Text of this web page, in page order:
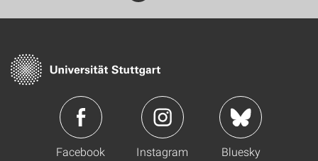
Facebook Instagram Bluesky